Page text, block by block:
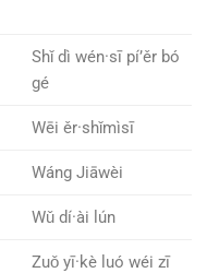
Shǐ dì wén·sī pí’ěr bó
gé
Wēi ěr·shǐmìsī
Wáng Jiāwèi
Wǔ dí·ài lún
Zuǒ yī·kè luó wéi zī